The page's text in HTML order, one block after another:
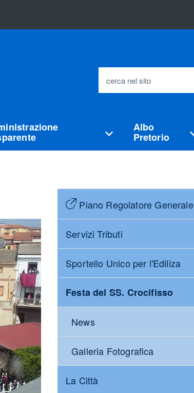
cerca nel sito
Albo
Pretorio
Piano Regolatore Generale
Servizi Tributi
Sportello Unico per l'Ediliza
Festa del SS. Crocifisso
News
Galleria Fotografica
La Città